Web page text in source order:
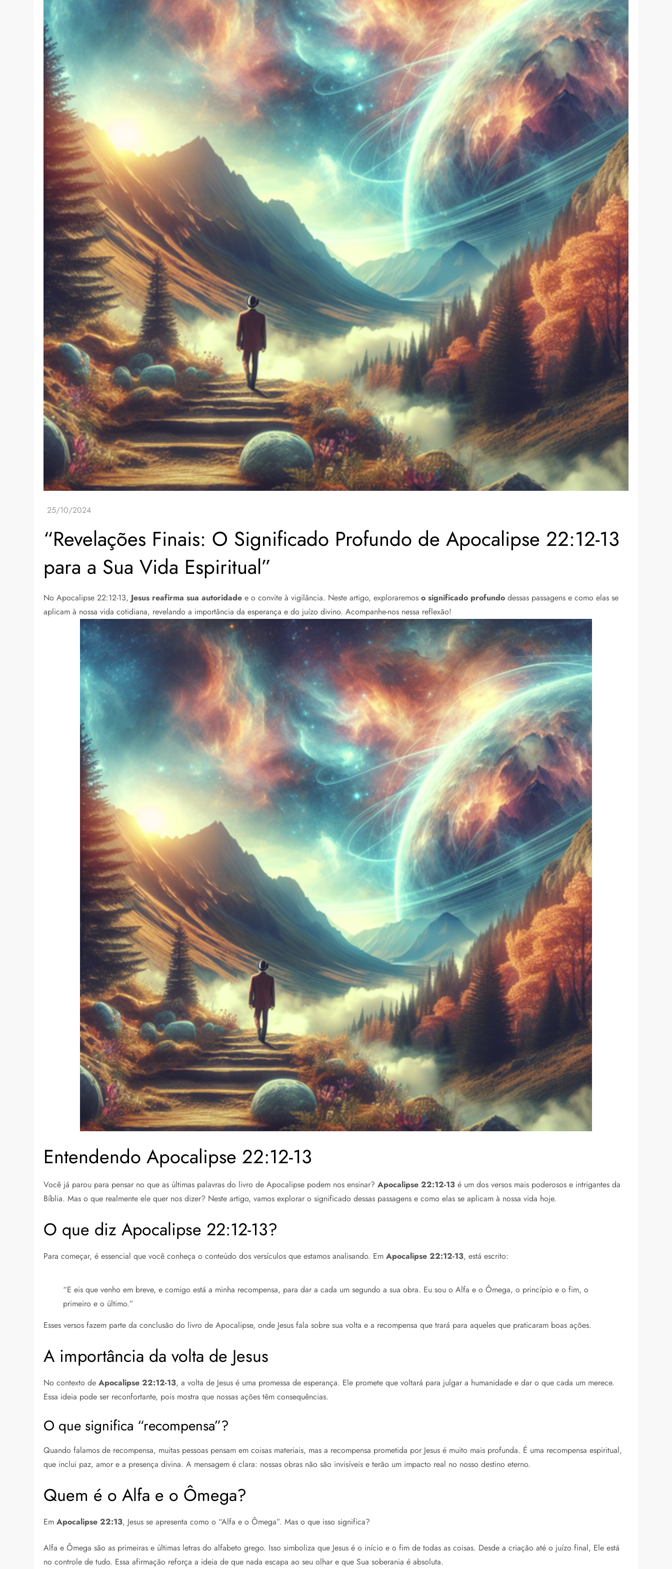
“Revelações Finais: O Significado Profundo de Apocalipse 22:12-13
para a Sua Vida Espiritual”
No Apocalipse 22:12-13, Jesus reafirma sua autoridade e o convite à vigilância. Neste artigo, exploraremoso significado profundo dessas passagens e como elas se
aplicam à nossa vida cotidiana, revelando a importância da esperança e do juízo divino. Acompanhe-nos nessa reflexão!
Entendendo Apocalipse 22:12-13
Você já parou para pensar no que as últimas palavras do livro de Apocalipse podem nos ensinar?Apocalipse 22:12-13 é um dos versos mais poderosos e intrigantes da
Bíblia. Mas o que realmente ele quer nos dizer? Neste artigo, vamos explorar o significado dessas passagens e como elas se aplicam à nossa vida hoje.
O que diz Apocalipse 22:12-13?
Para começar, é essencial que você conheça o conteúdo dos versículos que estamos analisando. EmApocalipse 22:12-13, está escrito:
“E eis que venho em breve, e comigo está a minha recompensa, para dar a cada um segundo a sua obra. Eu sou o Alfa e o Ômega, o princípio e o fim, o
primeiro e o último.”
Esses versos fazem parte da conclusão do livro de Apocalipse, onde Jesus fala sobre sua volta e a recompensa que trará para aqueles que praticaram boas ações.
A importância da volta de Jesus
No contexto deApocalipse 22:12-13, a volta de Jesus é uma promessa de esperança. Ele promete que voltará para julgar a humanidade e dar o que cada um merece.
Essa ideia pode ser reconfortante, pois mostra que nossas ações têm consequências.
O que significa “recompensa”?
Quando falamos de recompensa, muitas pessoas pensam em coisas materiais, mas a recompensa prometida por Jesus é muito mais profunda. É uma recompensa espiritual,
que inclui paz, amor e a presença divina. A mensagem é clara: nossas obras não são invisíveis e terão um impacto real no nosso destino eterno.
Quem é o Alfa e o Ômega?
EmApocalipse 22:13, Jesus se apresenta como o “Alfa e o Ômega”. Mas o que isso significa?
Alfa e Ômega são as primeiras e últimas letras do alfabeto grego. Isso simboliza que Jesus é o início e o fim de todas as coisas. Desde a criação até o juízo final, Ele está
no controle de tudo. Essa afirmação reforça a ideia de que nada escapa ao seu olhar e que Sua soberania é absoluta.